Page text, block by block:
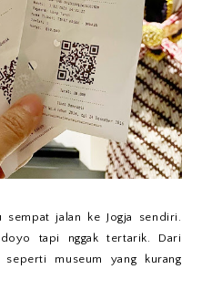
jalan ke Jogja sendiri.
tapi nggak tertarik. Dari
museum yang kurang